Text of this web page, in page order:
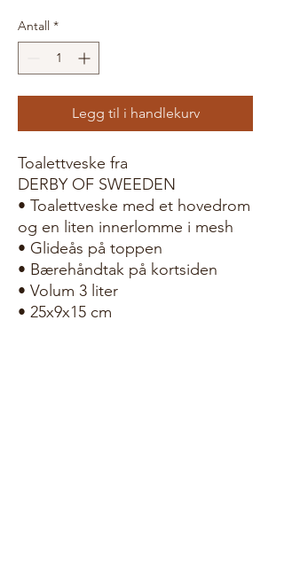
Antall *
Legg til i handlekurv
Toalettveske fra
DERBY OF SWEEDEN
• Toalettveske med et hovedrom
og en liten innerlomme i mesh
• Glideås på toppen
• Bærehåndtak på kortsiden
• Volum 3 liter
• 25x9x15 cm